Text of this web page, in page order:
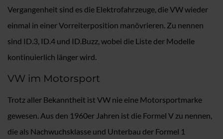
Vergangenheit sind es die Elektrofahrzeuge, die VW wieder
einmal in einer Vorreiterposition manövrieren. Zu nennen
sind ID.3, ID.4 und ID.Buzz, wobei die Liste der Modelle
kontinuierlich länger wird.
VW im Motorsport
Trotz aller Bekanntheit ist VW nie eine Motorsportmarke
gewesen. Aus den 1960er Jahren ist die Formel V zu nennen,
die als Nachwuchsklasse und Unterbau der Formel 1